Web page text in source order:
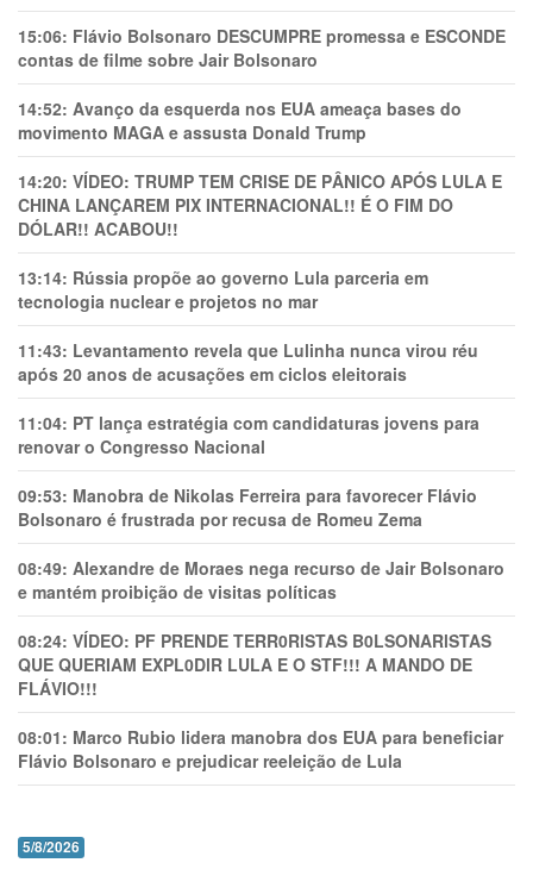
15:06: Flávio Bolsonaro DESCUMPRE promessa e ESCONDE
contas de filme sobre Jair Bolsonaro
14:52: Avanço da esquerda nos EUA ameaça bases do
movimento MAGA e assusta Donald Trump
14:20: VÍDEO: TRUMP TEM CRlSE DE PÂNlCO APÓS LULA E
CHINA LANÇAREM PIX INTERNACIONAL!! É O FIM DO
DÓLAR!! ACABOU!!
13:14: Rússia propõe ao governo Lula parceria em
tecnologia nuclear e projetos no mar
11:43: Levantamento revela que Lulinha nunca virou réu
após 20 anos de acusações em ciclos eleitorais
11:04: PT lança estratégia com candidaturas jovens para
renovar o Congresso Nacional
09:53: Manobra de Nikolas Ferreira para favorecer Flávio
Bolsonaro é frustrada por recusa de Romeu Zema
08:49: Alexandre de Moraes nega recurso de Jair Bolsonaro
e mantém proibição de visitas políticas
08:24: VÍDEO: PF PRENDE TERR0RlSTAS B0LSONARlSTAS
QUE QUERIAM EXPL0DlR LULA E O STF!!! A MANDO DE
FLÁVIO!!!
08:01: Marco Rubio lidera manobra dos EUA para beneficiar
Flávio Bolsonaro e prejudicar reeleição de Lula
5/8/2026